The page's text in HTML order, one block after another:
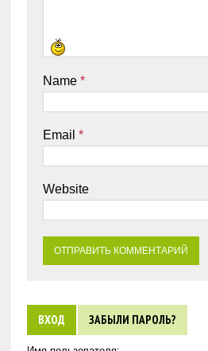
Name *
Email *
Website
ВХОД ЗАБЫЛИ ПАРОЛЬ?